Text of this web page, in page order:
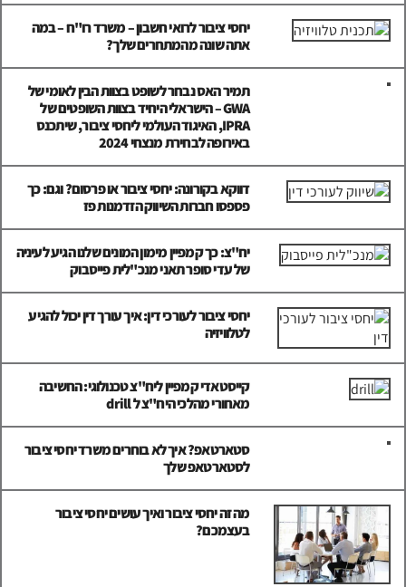
יחסי ציבור לרואי חשבון – משרד רו"ח – במה
אתה שונה מהמתחרים שלך?
תמיר האס נבחר לשופט בצוות הבין לאומי של
GWA – הישראלי היחיד בצוות השופטים של
IPRA, האיגוד העולמי ליחסי ציבור, שיתכנס
באירופה לבחירת מנצחי 2024
דווקא בקורונה: יחסי ציבור או פרסום? וגם: כך
פספסו חברות השיווק הזדמנות פז
יח"צ: כך קמפיין מימון המונים שלנו הגיע לעיניה
של עדי סופר תאני מנכ"לית פייסבוק
יחסי ציבור לעורכי דין: איך עורך דין יכול להגיע
לטלוויזיה
קייסטאדי קמפיין ליח"צ טכנולוגי: החשיבה
מאחורי מהלכי היח"צ ל drill
סטארטאפ? איך לא בוחרים משרד יחסי ציבור
לסטארטאפ שלך
מה זה יחסי ציבור ואיך עושים יחסי ציבור
בעצמכם?